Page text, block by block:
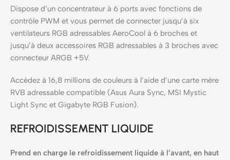
Dispose d’un concentrateur à 6 ports avec fonctions de
contrôle PWM et vous permet de connecter jusqu’à six
ventilateurs RGB adressables AeroCool à 6 broches et
jusqu’à deux accessoires RGB adressables à 3 broches avec
connecteur ARGB +5V.
Accédez à 16,8 millions de couleurs à l’aide d’une carte mère
RVB adressable compatible (Asus Aura Sync, MSI Mystic
Light Sync et Gigabyte RGB Fusion).
REFROIDISSEMENT LIQUIDE
Prend en charge le refroidissement liquide à l’avant, en haut